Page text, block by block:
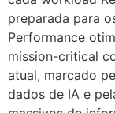
preparada para
Performance
mission-critical
atual, marcado
dados de IA e